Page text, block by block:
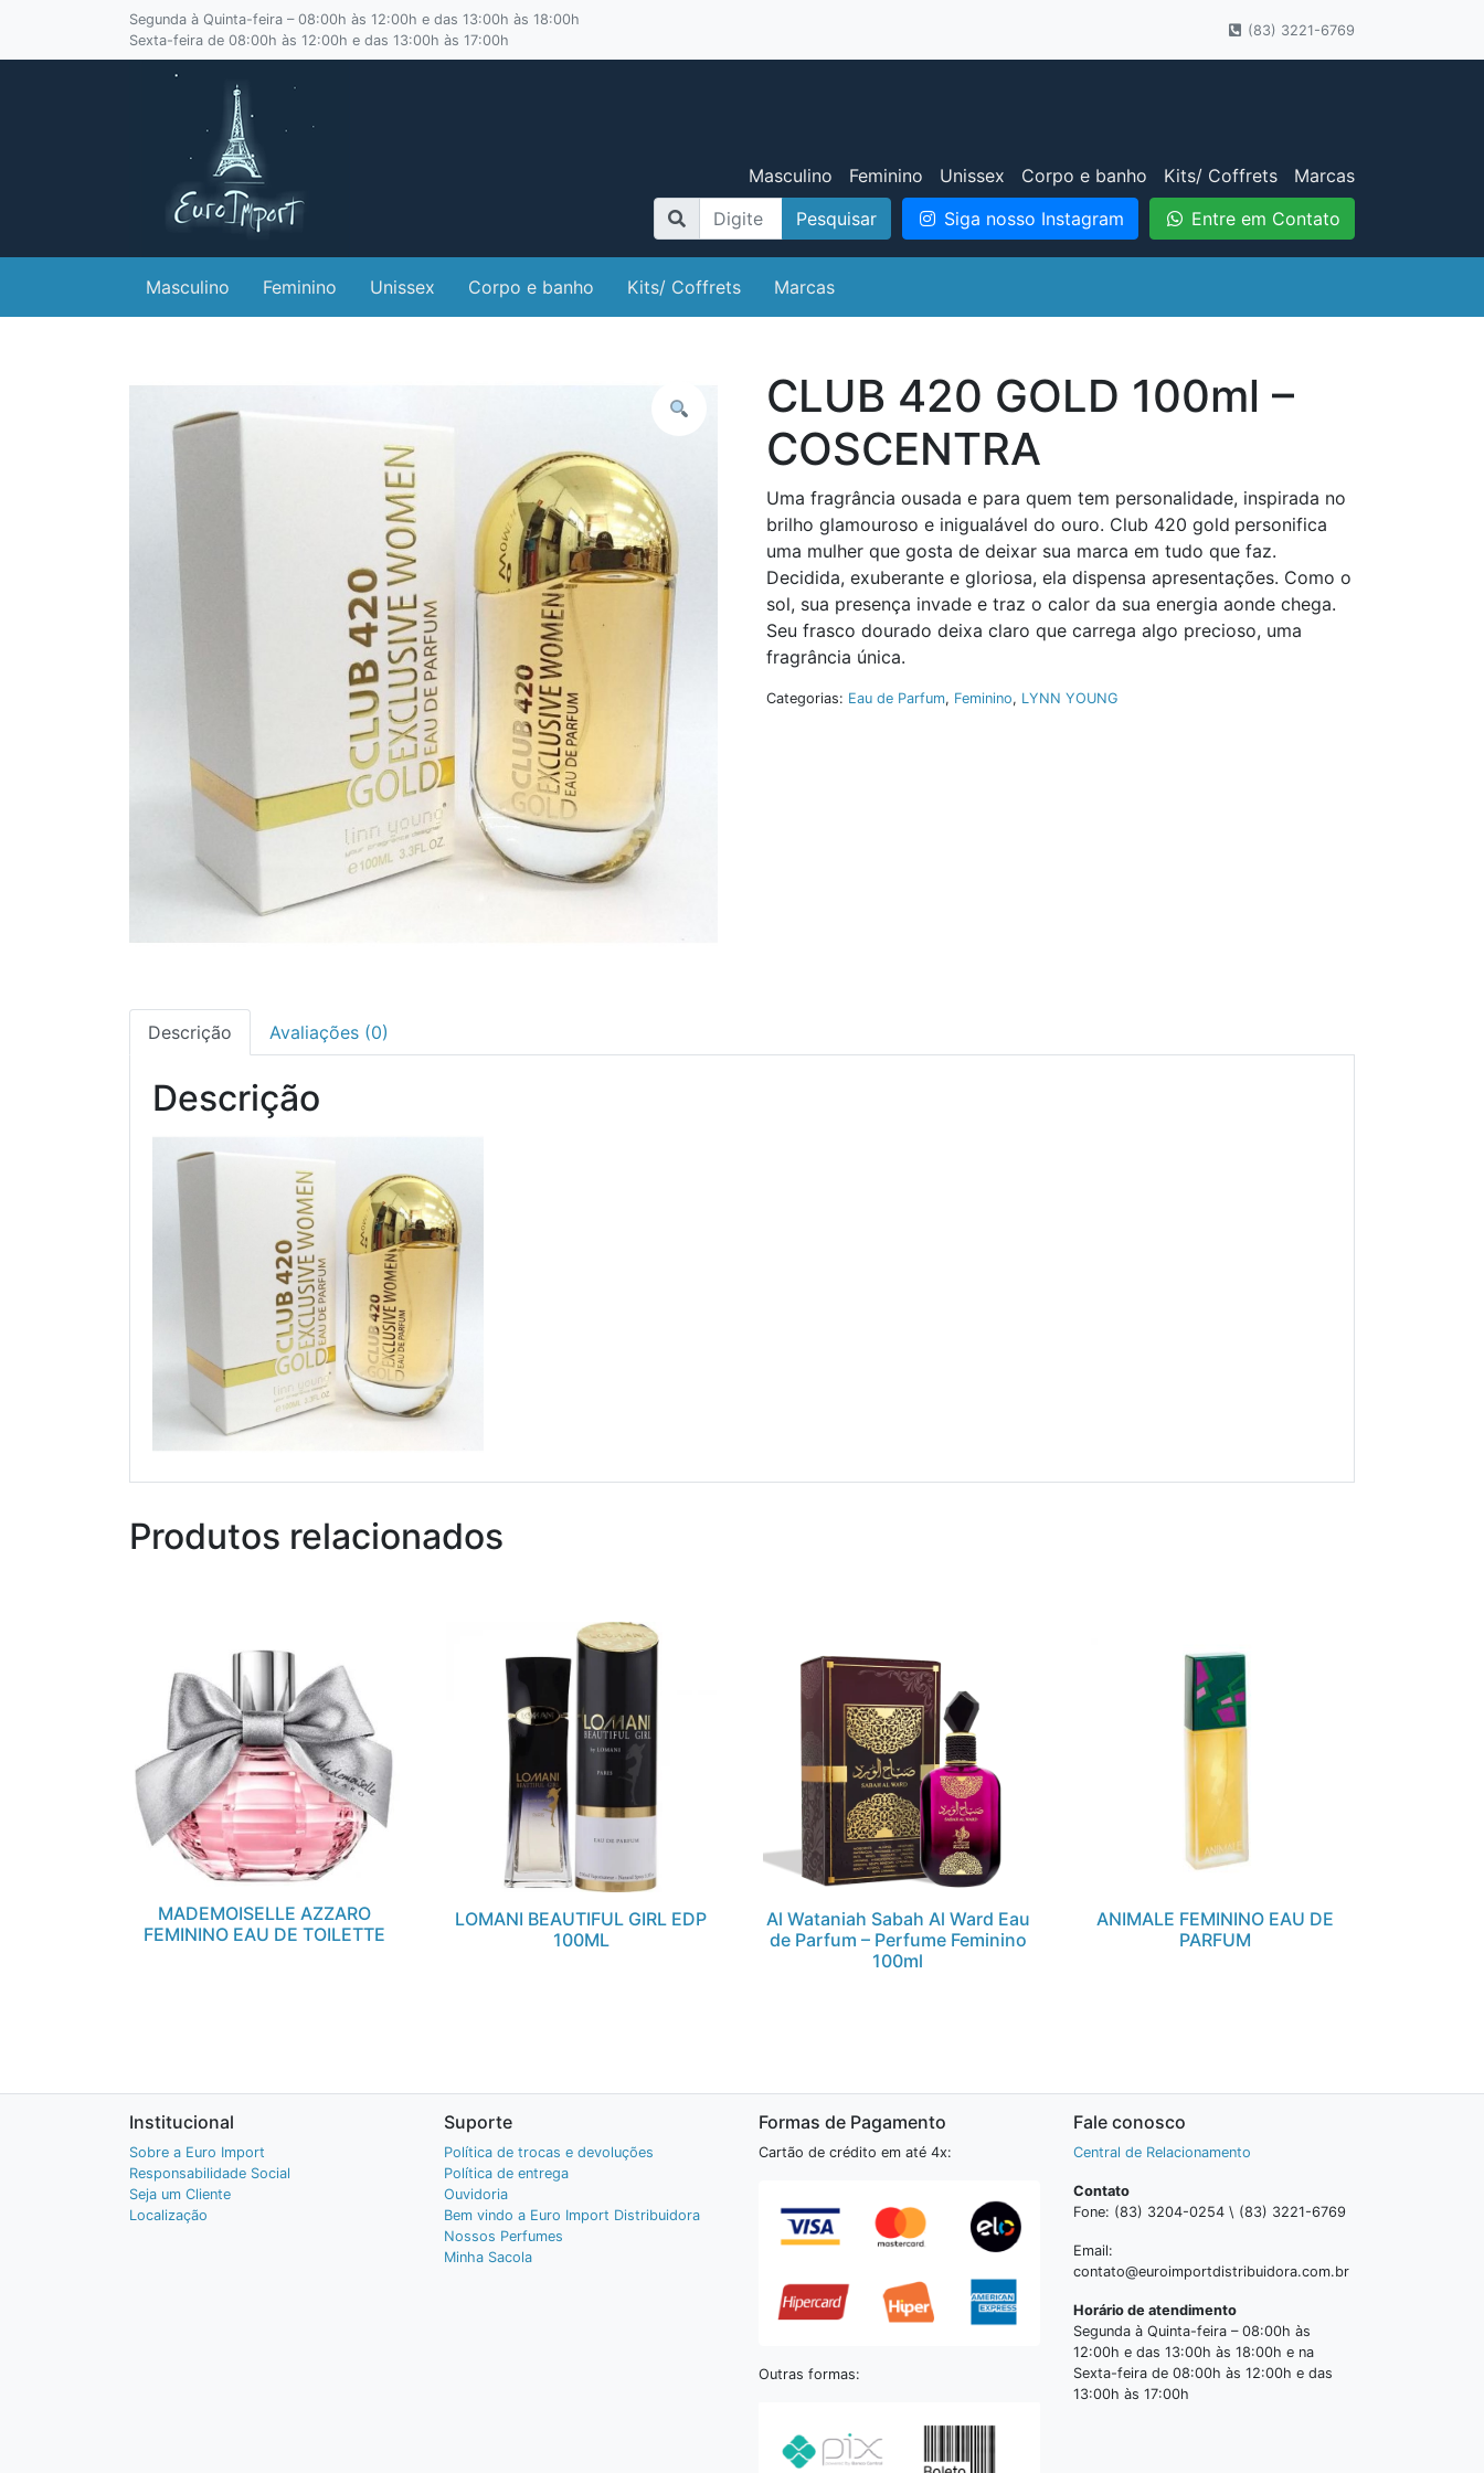
Segunda à Quinta-feira – 08:00h às 12:00h e das 13:00h às 18:00h
Sexta-feira de 08:00h às 12:00h e das 13:00h às 17:00h
(83) 3221-6769
Masculino Feminino Unissex Corpo e banho Kits/ Coffrets
Marcas
Pesquisar
Siga nosso Instagram Entre em Contato
Masculino Feminino Unissex Corpo e banho Kits/ Coffrets Marcas
CLUB 420 GOLD 100ml –
COSCENTRA
Uma fragrância ousada e para quem tem personalidade, inspirada no
brilho glamouroso e inigualável do ouro. Club 420 gold personifica
uma mulher que gosta de deixar sua marca em tudo que faz.
Decidida, exuberante e gloriosa, ela dispensa apresentações. Como o
sol, sua presença invade e traz o calor da sua energia aonde chega.
Seu frasco dourado deixa claro que carrega algo precioso, uma
fragrância única.
Categorias: Eau de Parfum, Feminino, LYNN YOUNG
Descrição Avaliações (0)
Descrição
Produtos relacionados
MADEMOISELLE AZZARO
FEMININO EAU DE TOILETTE
LOMANI BEAUTIFUL GIRL EDP
100ML
Al Wataniah Sabah Al Ward Eau
de Parfum – Perfume Feminino
100ml
ANIMALE FEMININO EAU DE
PARFUM
Institucional
Sobre a Euro Import
Responsabilidade Social
Seja um Cliente
Localização
Suporte
Política de trocas e devoluções
Política de entrega
Ouvidoria
Bem vindo a Euro Import Distribuidora
Nossos Perfumes
Minha Sacola
Formas de Pagamento
Cartão de crédito em até 4x:
Outras formas:
Fale conosco
Central de Relacionamento
Contato
Fone: (83) 3204-0254 \ (83) 3221-6769
Email:
contato@euroimportdistribuidora.com.br
Horário de atendimento
Segunda à Quinta-feira – 08:00h às
12:00h e das 13:00h às 18:00h e na
Sexta-feira de 08:00h às 12:00h e das
13:00h às 17:00h